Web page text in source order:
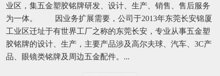
业区，集五金塑胶铭牌研发、设计、生产、销售、售后服务
为一体。 因业务扩展需要，公司于2013年东莞长安锦厦
工业区迁址于有世界工厂之称的东莞长安，专业从事五金塑
胶铭牌的设计、生产，主要产品涉及高尔夫球、汽车、3C产
品、眼镜类铭牌及周边五金配件。...